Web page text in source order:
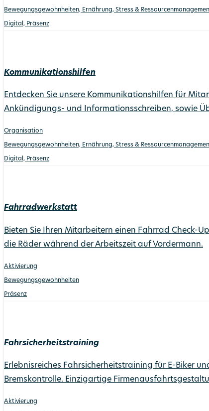
Bewegungs­gewohnheiten, Ernährung, Stress &
Digital, Präsenz
Kommunikationshilfen
Entdecken Sie unsere Kommunikationshilfen für
Ankündigungs- und Informationsschreiben, sowie
Organisation
Bewegungs­gewohnheiten, Ernährung, Stress &
Digital, Präsenz
Fahrradwerkstatt
Bieten Sie Ihren Mitarbeitern einen Fahrrad Check-
die Räder während der Arbeitszeit auf Vordermann.
Aktivierung
Bewegungs­gewohnheiten
Präsenz
Fahrsicherheitstraining
Erlebnisreiches Fahrsicherheitstraining für E-Biker
Bremskontrolle. Einzigartige
Aktivierung